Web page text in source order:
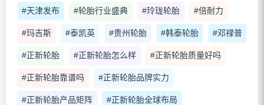
#天津发布 #轮胎行业盛典 #玲珑轮胎 #倍耐力
#玛吉斯 #泰凯英 #贵州轮胎 #韩泰轮胎 #邓禄普
#正新轮胎 #正新轮胎怎么样 #正新轮胎质量好吗
#正新轮胎靠谱吗 #正新轮胎品牌实力
#正新轮胎产品矩阵 #正新轮胎全球布局